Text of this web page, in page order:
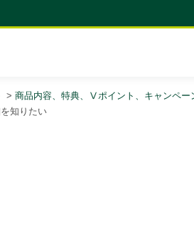
> 商品内容、特典、Ⅴポイント、キャンペー
知りたい